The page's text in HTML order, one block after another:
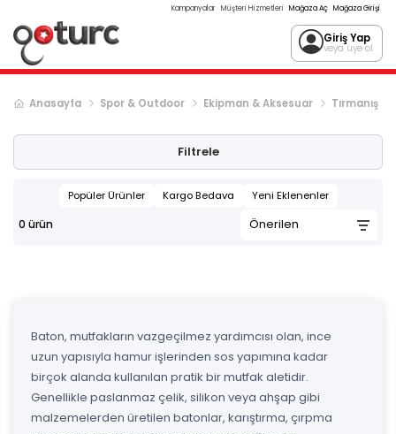
Kampanyalar Müşteri Hizmetleri Mağaza Aç Mağaza Girişi
Giriş Yap
veya üye ol
Anasayfa Spor & Outdoor Ekipman & Aksesuar Tırmanış
Filtrele
Popüler Ürünler Kargo Bedava Yeni Eklenenler
0 ürün
Baton, mutfakların vazgeçilmez yardımcısı olan, ince
uzun yapısıyla hamur işlerinden sos yapımına kadar
birçok alanda kullanılan pratik bir mutfak aletidir.
Genellikle paslanmaz çelik, silikon veya ahşap gibi
malzemelerden üretilen batonlar, karıştırma, çırpma